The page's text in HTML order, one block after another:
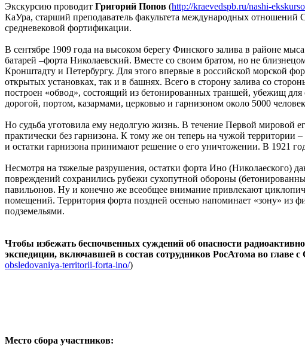
Экскурсию проводит Григорий Попов (http://kraevedspb.ru/nashi-
КаУра, старший преподаватель факультета международных
средневековой фортификации.
В сентябре 1909 года на высоком берегу Финского залива в районе
батарей –форта Николаевский. Вместе со своим братом, но не
Кронштадту и Петербургу. Для этого впервые в российской морской
открытых установках, так и в башнях. Всего в сторону залива со
построен «обвод», состоящий из бетонированных траншей, убежищ для
дорогой, портом, казармами, церковью и гарнизоном около 5000
Но судьба уготовила ему недолгую жизнь. В течение Первой мировой
практически без гарнизона. К тому же он теперь на чужой
и остатки гарнизона принимают решение о его уничтожении. В 1921
Несмотря на тяжелые разрушения, остатки форта Ино (Николаеского)
повреждений сохранились рубежи сухопутной обороны
павильонов. Ну и конечно же всеобщее внимание привлекают
помещений. Территория форта поздней осенью напоминает «зону» из
подземельями.
Чтобы избежать беспочвенных суждений об опасности
экспедиции, включавшей в состав сотрудников РосАтома во главе
obsledovaniya-territorii-forta-ino/)
Место сбора участников: